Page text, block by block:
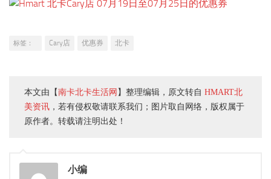
标签： Cary店 优惠券 北卡
本文由【南卡北卡生活网 】整理编辑，原文转自 HMART北
美资讯 ，若有侵权敬请联系我们；图片取自网络，版权属于
原作者。转载请注明出处！
小编